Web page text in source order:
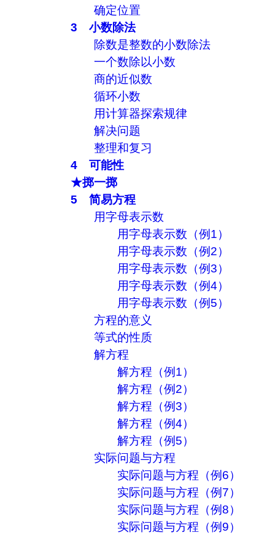
确定位置
3 小数除法
除数是整数的小数除法
一个数除以小数
商的近似数
循环小数
用计算器探索规律
解决问题
整理和复习
4 可能性
★掷一掷
5 简易方程
用字母表示数
用字母表示数（例1）
用字母表示数（例2）
用字母表示数（例3）
用字母表示数（例4）
用字母表示数（例5）
方程的意义
等式的性质
解方程
解方程（例1）
解方程（例2）
解方程（例3）
解方程（例4）
解方程（例5）
实际问题与方程
实际问题与方程（例6）
实际问题与方程（例7）
实际问题与方程（例8）
实际问题与方程（例9）